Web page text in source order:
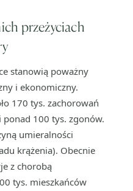
przeżyciach
stanowią poważny
i ekonomiczny.
170 tys. zachorowań
100 tys. zgonów.
umieralności
krążenia). Obecnie
z chorobą
tys. mieszkańców